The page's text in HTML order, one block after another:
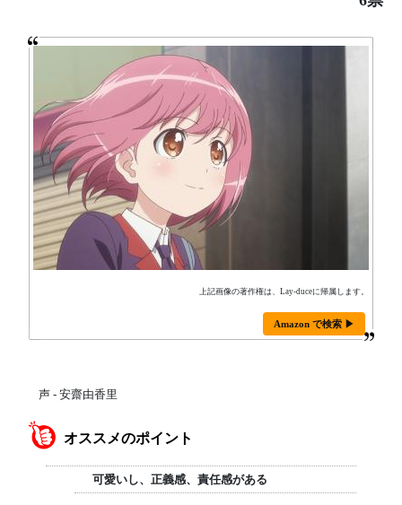
上記画像の著作権は、Lay-duceに帰属します。
Amazon で検索 ▶
声 - 安齋由香里
オススメのポイント
可愛いし、正義感、責任感がある